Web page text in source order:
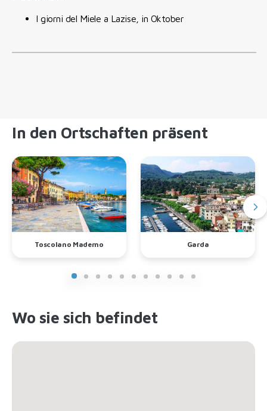
I giorni del Miele a Lazise, in Oktober
In den Ortschaften präsent
Toscolano Maderno Garda
Wo sie sich befindet